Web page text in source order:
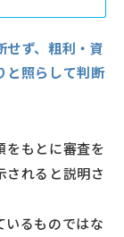
せず、粗利・資
と照らして判断
をもとに審査を
されると説明さ
いるものではな